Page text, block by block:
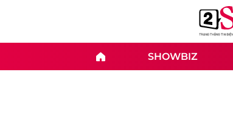
SHOWBIZ